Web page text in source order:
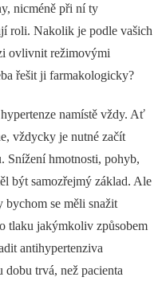
nicméně při ní ty
roli. Nakolik je podle vašich
ovlivnit režimovými
řešit ji farmakologicky?
namístě vždy. Ať
vždycky je nutné začít
Snížení hmotnosti, pohyb,
být samozřejmý základ. Ale
bychom se měli snažit
tlaku jakýmkoliv způsobem
antihypertenziva
trvá, než pacienta